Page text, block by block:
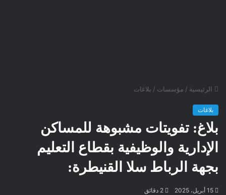
الرئيسية / مؤسسات / بلاغات
بلاغات
بلاغ: تفويتات مشبوهة للمساكن
الإدارية والوظيفية بقطاع التعليم
بجهة الرباط سلا القنيطرة:
15 أبريل، 2025